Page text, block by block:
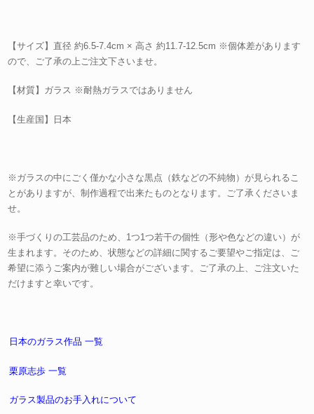
【サイズ】直径 約6.5-7.4cm × 高さ 約11.7-12.5cm ※個体差があります
ので、ご了承の上ご注文下さいませ。
【材質】ガラス ※耐熱ガラスではありません
【生産国】日本
※ガラスの中にごく僅かな小さな黒点（鉄などの不純物）が見られるこ
とがありますが、制作過程で出来たものとなります。ご了承くださいま
せ。
※手づくりの工芸品のため、1つ1つ若干の個性（形や色などの違い）が
生まれます。そのため、状態などの詳細に関するご要望やご指定は、ご
希望に添うご案内が難しい場合がございます。ご了承の上、ご注文いた
だけますと幸いです。
日本のガラス作品 一覧
栗原志歩 一覧
ガラス製品のお手入れについて